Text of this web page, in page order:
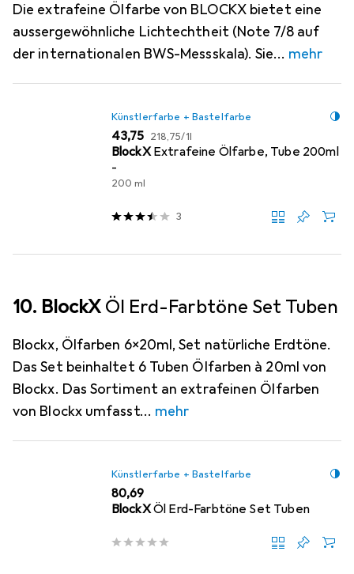
Die extrafeine Ölfarbe von BLOCKX bietet eine
aussergewöhnliche Lichtechtheit (Note 7/8 auf
der internationalen BWS-Messskala). Sie
mehr
Künstlerfarbe + Bastelfarbe
EUR
43,75 EUR
218,75/1l
BlockX Extrafeine Ölfarbe, Tube 200ml
-
200 ml
3
10. BlockX Öl Erd-Farbtöne Set Tuben
Blockx, Ölfarben 6x20ml, Set natürliche Erdtöne.
Das Set beinhaltet 6 Tuben Ölfarben à 20ml von
Blockx. Das Sortiment an extrafeinen Ölfarben
von Blockx umfasst
mehr
Künstlerfarbe + Bastelfarbe
EUR
80,69
BlockXÖl Erd-Farbtöne Set Tuben